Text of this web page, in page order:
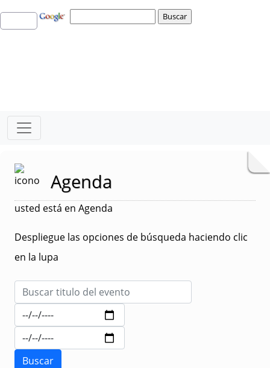
Agenda
usted está en Agenda
Despliegue las opciones de búsqueda haciendo clic
en la lupa